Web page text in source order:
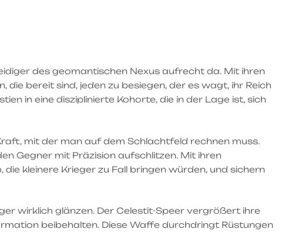
des geomantischen Nexus aufrecht da. Mit ihren
bereit sind, jeden zu besiegen, der es wagt, ihr Reich
in eine disziplinierte Kohorte, die in der Lage ist, sich
mit der man auf dem Schlachtfeld rechnen muss.
Gegner mit Präzision aufschlitzen. Mit ihren
kleinere Krieger zu Fall bringen würden, und sichern
wirklich glänzen. Der Celestit-Speer vergrößert ihre
beibehalten. Diese Waffe durchdringt Rüstungen